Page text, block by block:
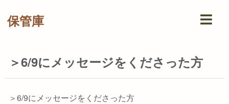
保管庫
＞6/9にメッセージをくださった方
＞6/9にメッセージをくださった方